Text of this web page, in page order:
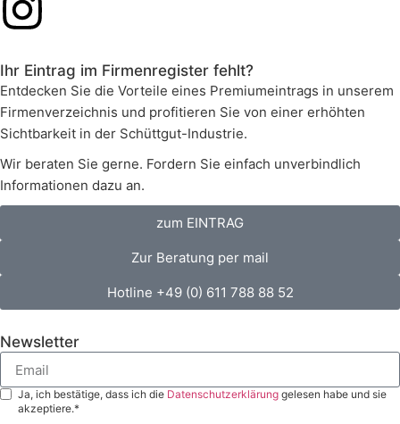
Ihr Eintrag im Firmenregister fehlt?
Entdecken Sie die Vorteile eines Premiumeintrags in unserem
Firmenverzeichnis und profitieren Sie von einer erhöhten
Sichtbarkeit in der Schüttgut-Industrie.
Wir beraten Sie gerne. Fordern Sie einfach unverbindlich
Informationen dazu an.
zum EINTRAG
Zur Beratung per mail
Hotline +49 (0) 611 788 88 52
Newsletter
Ja, ich bestätige, dass ich die Datenschutzerklärung gelesen habe und sie
akzeptiere.*